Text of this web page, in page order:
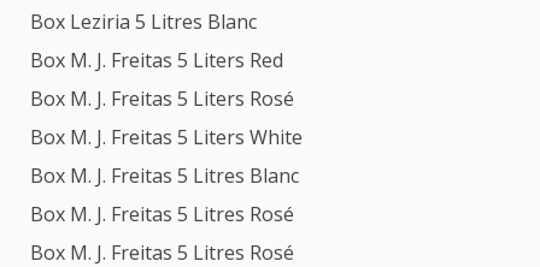
Box Leziria 5 Litres Blanc
Box M. J. Freitas 5 Liters Red
Box M. J. Freitas 5 Liters Rosé
Box M. J. Freitas 5 Liters White
Box M. J. Freitas 5 Litres Blanc
Box M. J. Freitas 5 Litres Rosé
Box M. J. Freitas 5 Litres Rosé